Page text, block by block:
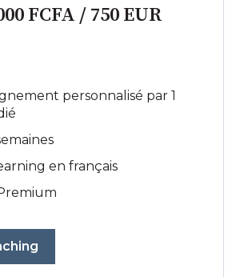
FCFA / 750 EUR
personnalisé par 1
en français